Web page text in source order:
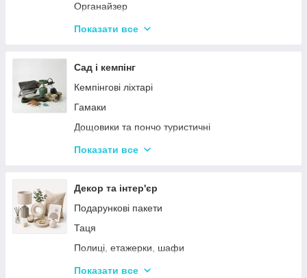
Органайзер
Косметичні дзеркала
Стайлери
Плойки
Машинки для стриження
Воскоплави
Лампи для манікюр
Електробритви
Фени
Гофре та випрямлячі для волосся
Ручні масажери для тіла
Показати все
Сад і кемпінг
Кемпінгові ліхтарі
Гамаки
Дощовики та пончо туристичні
Садове освітлення
Термосумки
Туристичні інструменти та набори
Туристичні нагрівачі
Туристичні плити
Аксесуари
Показати все
Декор та інтер'єр
Подарункові пакети
Таця
Полиці, етажерки, шафи
Серветки сервірувальні
Показати все